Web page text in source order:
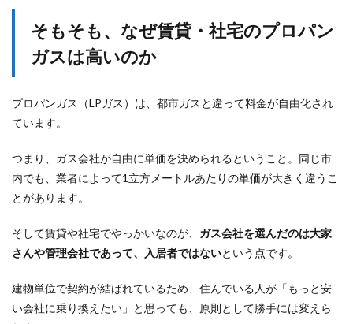
そもそも、なぜ賃貸・社宅のプロパン
ガスは高いのか
プロパンガス（LPガス）は、都市ガスと違って料金が自由化され
ています。
つまり、ガス会社が自由に単価を決められるということ。同じ市
内でも、業者によって1立方メートルあたりの単価が大きく違うこ
とがあります。
そして賃貸や社宅でやっかいなのが、 ガス会社を選んだのは大家
さんや管理会社であって、入居者ではないという点です。
建物単位で契約が結ばれているため、住んでいる人が「もっと安
い会社に乗り換えたい」と思っても、原則として勝手には変えら